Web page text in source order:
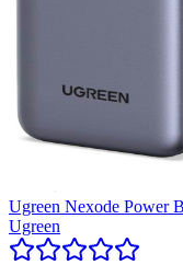
Ugreen Nexode Power
Ugreen